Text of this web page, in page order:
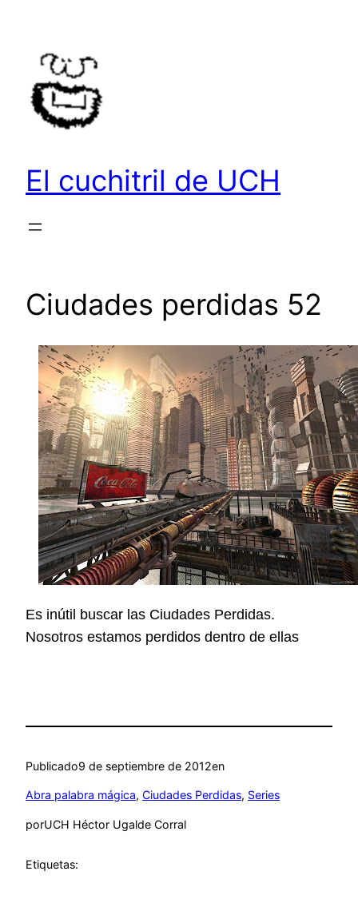
contenido
El cuchitril de UCH
Ciudades perdidas 52
Es inútil buscar las Ciudades Perdidas.
Nosotros estamos perdidos dentro de ellas
Publicado9 de septiembre de 2012en
Abra palabra mágica, Ciudades Perdidas, Series
porUCH Héctor Ugalde Corral
Etiquetas: